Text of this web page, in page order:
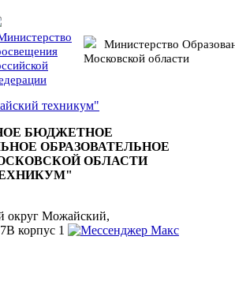
Министерство
Московской области
БЮДЖЕТНОЕ
ОБРАЗОВАТЕЛЬНОЕ
ОБЛАСТИ
Можайский,
корпус 1